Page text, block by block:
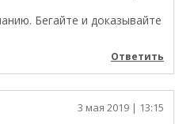
Бегайте и доказывайте
Ответить
3 мая 2019 | 13:15